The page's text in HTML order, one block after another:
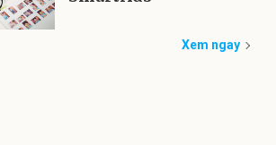
Xem ngay